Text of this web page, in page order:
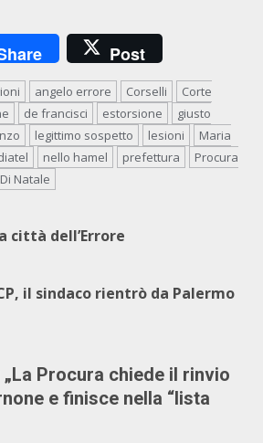
Post
angelo errore Corselli
Corte
de francisci estorsione
giusto
legittimo sospetto lesioni
Maria
nello hamel prefettura
Procura
Natale
città dell’Errore
il sindaco rientrò da Palermo
La Procura chiede il rinvio
e finisce nella “lista